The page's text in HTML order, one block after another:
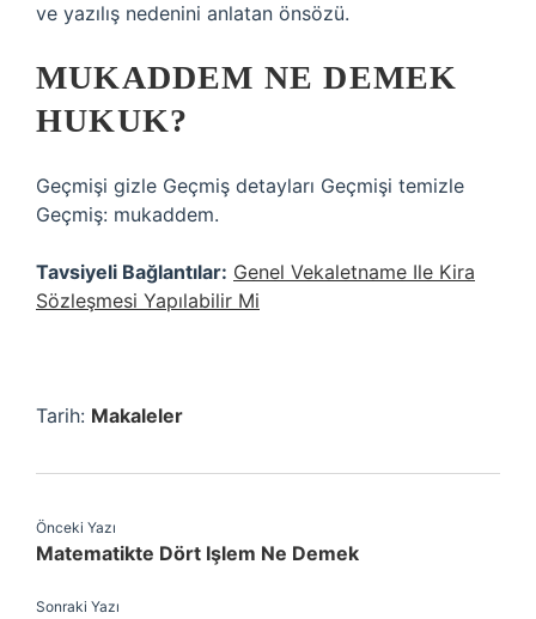
ve yazılış nedenini anlatan önsözü.
MUKADDEM NE DEMEK
HUKUK?
Geçmişi gizle Geçmiş detayları Geçmişi temizle
Geçmiş: mukaddem.
Tavsiyeli Bağlantılar: Genel Vekaletname Ile Kira
Sözleşmesi Yapılabilir Mi
Tarih: Makaleler
Önceki Yazı
Matematikte Dört Işlem Ne Demek
Sonraki Yazı